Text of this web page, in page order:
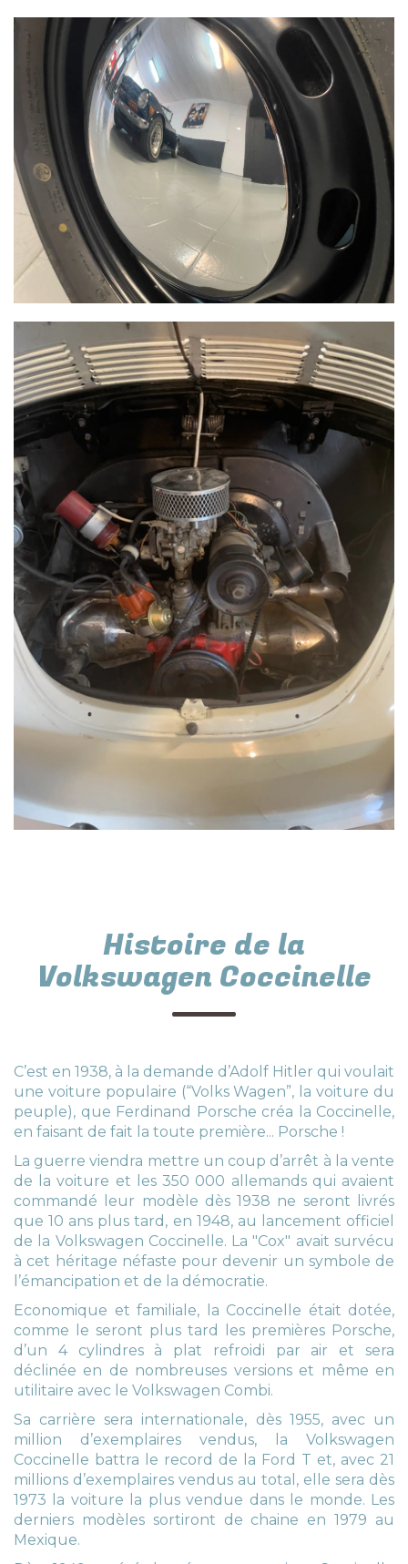
Histoire de la
Volkswagen Coccinelle
C’est en 1938, à la demande d’Adolf Hitler qui voulait
une voiture populaire (“Volks Wagen”, la voiture du
peuple), que Ferdinand Porsche créa la Coccinelle,
en faisant de fait la toute première... Porsche !
La guerre viendra mettre un coup d’arrêt à la vente
de la voiture et les 350 000 allemands qui avaient
commandé leur modèle dès 1938 ne seront livrés
que 10 ans plus tard, en 1948, au lancement officiel
de la Volkswagen Coccinelle. La "Cox" avait survécu
à cet héritage néfaste pour devenir un symbole de
l’émancipation et de la démocratie.
Economique et familiale, la Coccinelle était dotée,
comme le seront plus tard les premières Porsche,
d’un 4 cylindres à plat refroidi par air et sera
déclinée en de nombreuses versions et même en
utilitaire avec le Volkswagen Combi.
Sa carrière sera internationale, dès 1955, avec un
million d’exemplaires vendus, la Volkswagen
Coccinelle battra le record de la Ford T et, avec 21
millions d’exemplaires vendus au total, elle sera dès
1973 la voiture la plus vendue dans le monde. Les
derniers modèles sortiront de chaine en 1979 au
Mexique.